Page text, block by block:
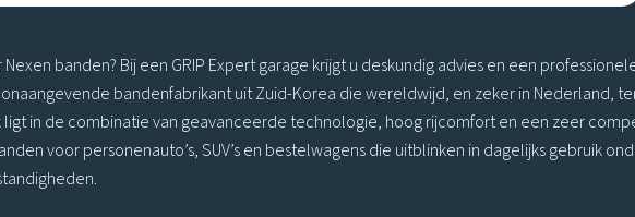
banden? Bij een GRIP Expert garage krijgt u deskundig advies en een
bandenfabrikant uit Zuid-Korea die wereldwijd, en zeker in Nederland,
ligt in de combinatie van geavanceerde technologie, hoog rijcomfort en een zeer
voor personenauto’s, SUV’s en bestelwagens die uitblinken in dagelijks gebruik